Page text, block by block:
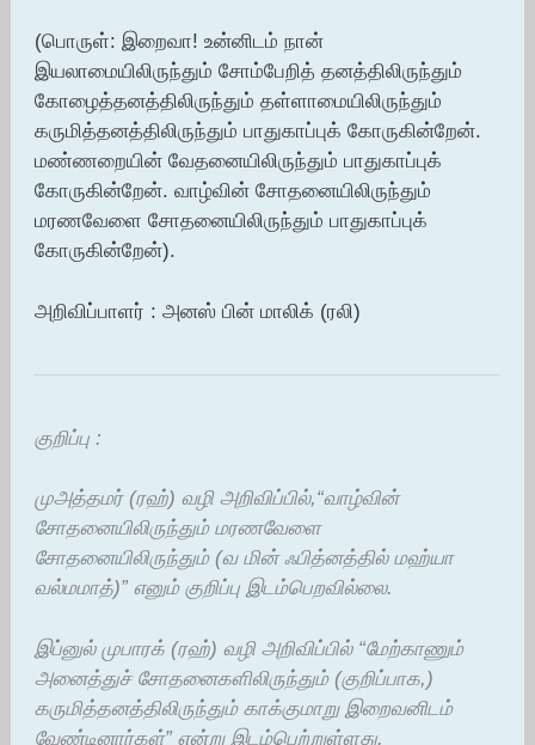
(பொருள்: இறைவா! உன்னிடம் நான்
இயலாமையிலிருந்தும் சோம்பேறித் தனத்திலிருந்தும்
கோழைத்தனத்திலிருந்தும் தள்ளாமையிலிருந்தும்
கருமித்தனத்திலிருந்தும் பாதுகாப்புக் கோருகின்றேன்.
மண்ணறையின் வேதனையிலிருந்தும் பாதுகாப்புக்
கோருகின்றேன். வாழ்வின் சோதனையிலிருந்தும்
மரணவேளை சோதனையிலிருந்தும் பாதுகாப்புக்
கோருகின்றேன்).
அறிவிப்பாளர் : அனஸ் பின் மாலிக் (ரலி)
குறிப்பு :
முஅத்தமர் (ரஹ்) வழி அறிவிப்பில்,“வாழ்வின்
சோதனையிலிருந்தும் மரணவேளை
சோதனையிலிருந்தும் (வ மின் ஃபித்னத்தில் மஹ்யா
வல்மமாத்)” எனும் குறிப்பு இடம்பெறவில்லை.
இப்னுல் முபாரக் (ரஹ்) வழி அறிவிப்பில் “மேற்காணும்
அனைத்துச் சோதனைகளிலிருந்தும் (குறிப்பாக,)
கருமித்தனத்திலிருந்தும் காக்குமாறு இறைவனிடம்
வேண்டினார்கள்” என்று இடம்பெற்றுள்ளது.